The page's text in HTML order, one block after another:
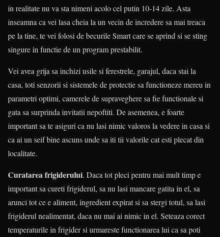
in realitate nu va sta nimeni acolo cel putin 10-14 zile. Asta
inseamna ca vei lasa cheia la un vecin de incredere sa mai treaca
pe la tine, te vei folosi de becurile Smart care se aprind si se sting
singure in functie de un program prestabilit.
Vei avea grija sa inchizi usile si ferestrele, garajul, daca stai la
casa, toti senzorii si sistemele de protectie sa functioneze mereu in
parametri optimi, camerele de supraveghere sa fie functionale si
gata sa surprinda invitatii nepoftiti. De asemenea, e foarte
important sa te asiguri ca nu lasi nimic valoros la vedere in casa si
ca ai un seif bine ascuns unde sa iti tii valorile cat esti plecat din
localitate.
Curatarea frigiderului. Daca tot pleci pentru mai mult timp e
important sa cureti frigiderul, sa nu lasi mancare gatita in el, sa
arunci tot ce e aliment, ingredient expirat si sa stergi totul, sa lasi
frigiderul nealimentat, daca nu mai ai nimic in el. Seteaza corect
temperaturile in frigider si urmareste functionarea lui ca sa poti